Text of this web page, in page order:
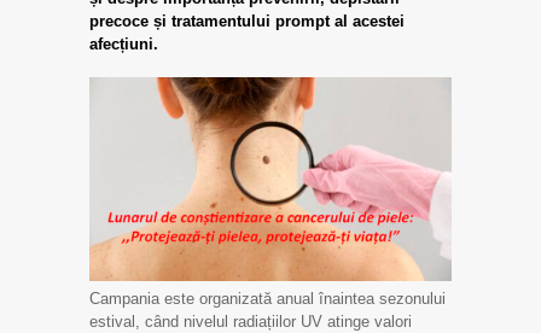
precoce și tratamentului prompt al acestei
afecțiuni.
Campania este organizată anual înaintea sezonului
estival, când nivelul radiațiilor UV atinge valori